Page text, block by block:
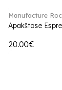
Manufacture
Apakštase
20.00€